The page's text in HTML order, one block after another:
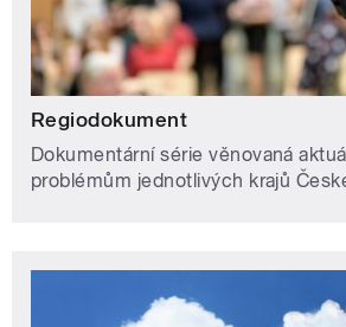
Regiodokument
Dokumentární série věnovaná
problémům jednotlivých krajů